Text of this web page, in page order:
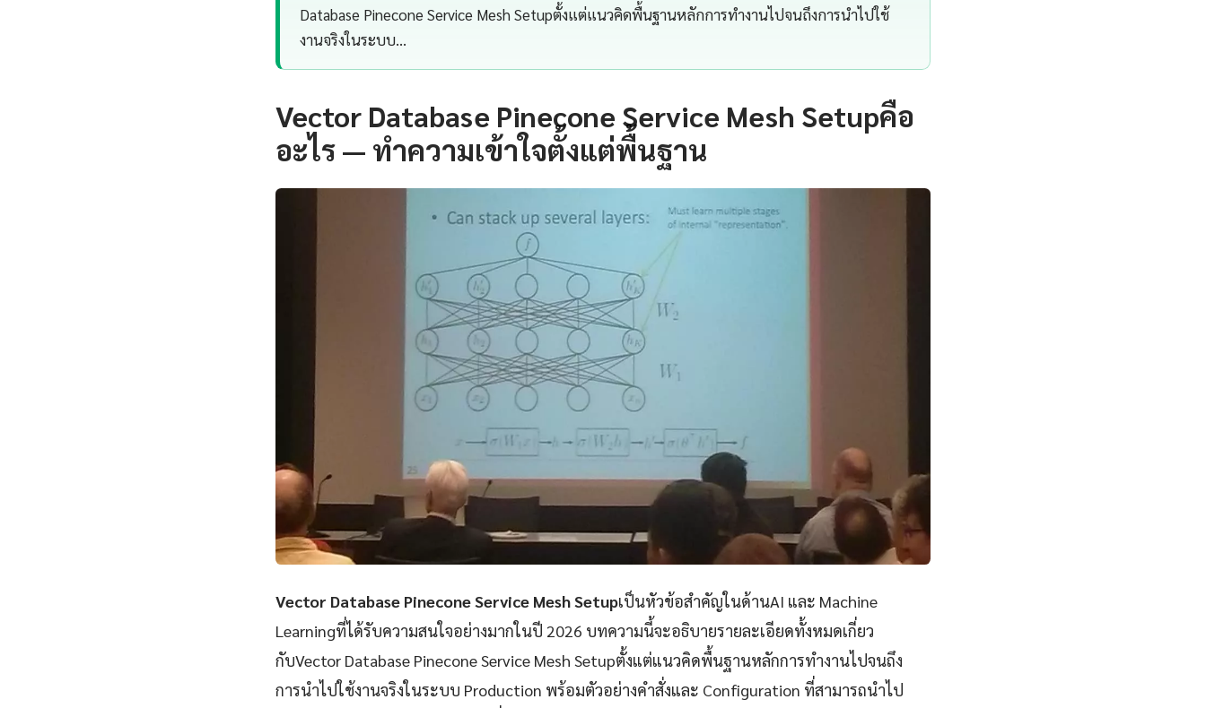
Database Pinecone Service Mesh Setupตั้งแต่แนวคิดพื้นฐานหลักการทำงานไปจนถึงการนำไปใช้
งานจริงในระบบ…
Vector Database Pinecone Service Mesh Setupคือ
อะไร — ทำความเข้าใจตั้งแต่พื้นฐาน
Vector Database Pinecone Service Mesh Setupเป็นหัวข้อสำคัญในด้านAI และ Machine
Learningที่ได้รับความสนใจอย่างมากในปี 2026 บทความนี้จะอธิบายรายละเอียดทั้งหมดเกี่ยว
กับVector Database Pinecone Service Mesh Setupตั้งแต่แนวคิดพื้นฐานหลักการทำงานไปจนถึง
การนำไปใช้งานจริงในระบบ Production พร้อมตัวอย่างคำสั่งและ Configuration ที่สามารถนำไป